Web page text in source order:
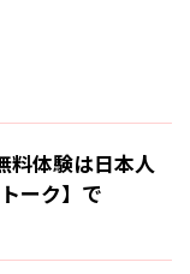
料体験は日本人
ーク】で